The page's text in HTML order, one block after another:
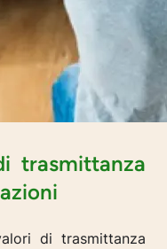
trasmittanza
di trasmittanza